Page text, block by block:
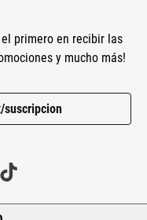
primero en recibir las
y mucho más!